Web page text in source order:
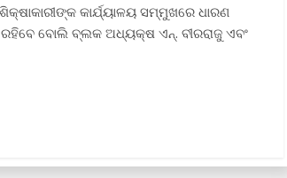
କାର୍ଯ୍ୟାଳୟ ସମ୍ମୁଖରେ ଧାରଣ
ବୋଲି ବ୍ଲକ ଅଧ୍ୟକ୍ଷ ଏନ୍. ବୀରରାଜୁ ଏବଂ